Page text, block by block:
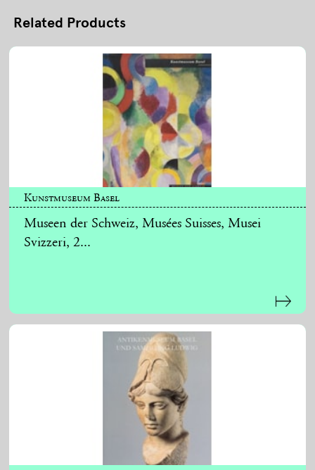
Related Products
Kunstmuseum Basel
Museen der Schweiz, Musées Suisses, Musei
Svizzeri, 2...